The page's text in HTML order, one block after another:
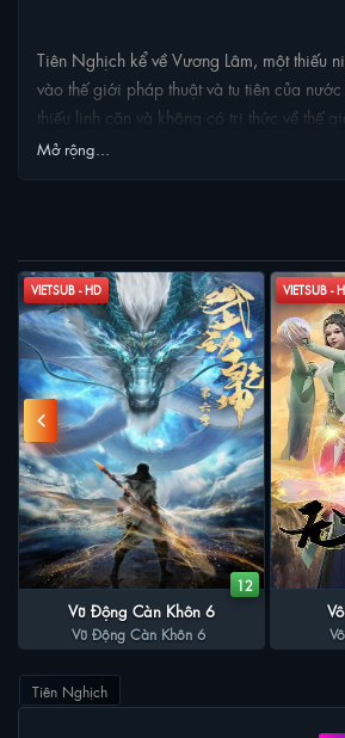
Tiên Nghịch kể về Vương Lâm, một thiếu
vào thế giới pháp thuật và tu tiên của
thiếu linh căn và không có tri thức về thế
một hiểu lầm tai hại và một khối thiết tinh
Mở rộng...
VIETSUB - HD
12
Vũ Động Càn Khôn 6
Vũ Động Càn Khôn 6
VIETSUB -
Tiên Nghịch